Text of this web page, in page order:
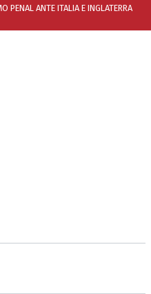
PENAL ANTE ITALIA E INGLATERRA